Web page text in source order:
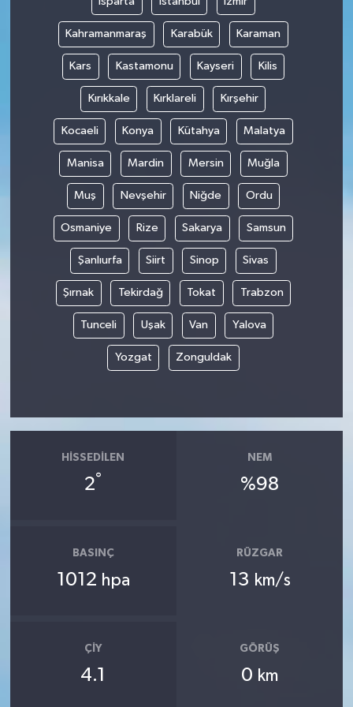
Kahramanmaraş Karabük Karaman
Kars Kastamonu Kayseri Kilis
Kırıkkale Kırklareli Kırşehir
Kocaeli Konya Kütahya Malatya
Manisa Mardin Mersin Muğla
Muş Nevşehir Niğde Ordu
Osmaniye Rize Sakarya Samsun
Şanlıurfa Siirt Sinop Sivas
Şırnak Tekirdağ Tokat Trabzon
Tunceli Uşak Van Yalova
Yozgat Zonguldak
HISSEDILEN
2°
NEM
%98
BASINÇ
1012 hpa
RÜZGAR
13 km/s
ÇIY
4.1
GÖRÜŞ
0 km